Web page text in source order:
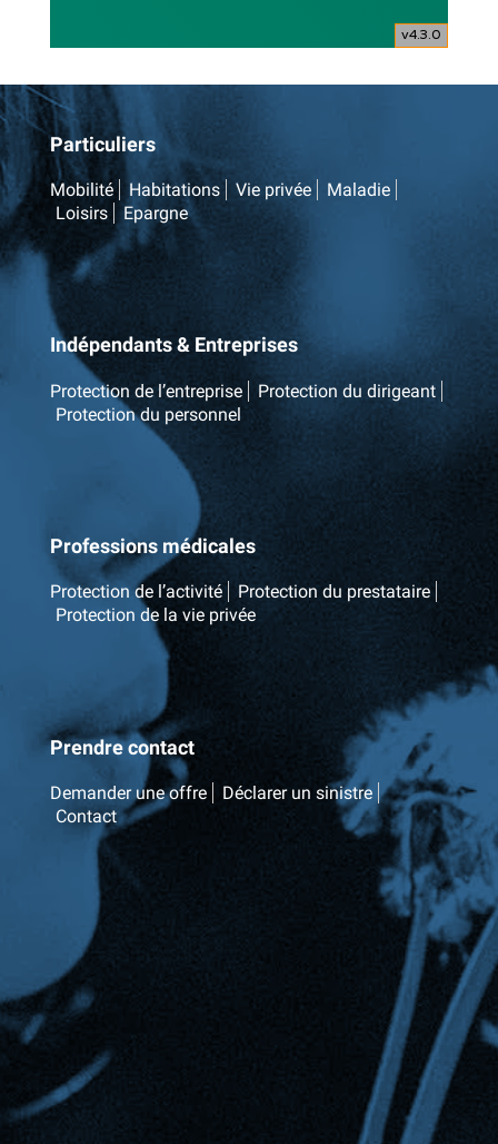
Particuliers
Mobilité Habitations Vie privée
Maladie
Loisirs
Epargne
Indépendants & Entreprises
Protection de l’entreprise
Protection du dirigeant
Protection du personnel
Professions médicales
Protection de l’activité
Protection du prestataire
Protection de la vie privée
Prendre contact
Demander une offre
Déclarer un sinistre
Contact